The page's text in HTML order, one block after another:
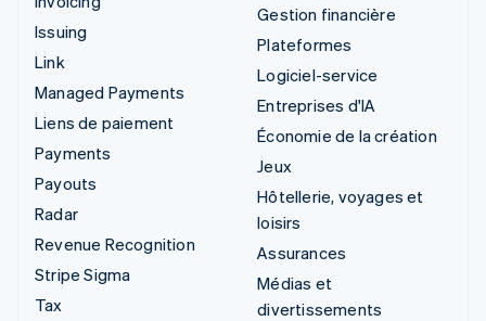
Issuing
Link
Managed Payments
Liens de paiement
Payments
Payouts
Radar
Revenue Recognition
Stripe Sigma
Tax
Gestion financière
Plateformes
Logiciel-service
Entreprises d'IA
Économie de la création
Jeux
Hôtellerie, voyages et
loisirs
Assurances
Médias et
divertissements